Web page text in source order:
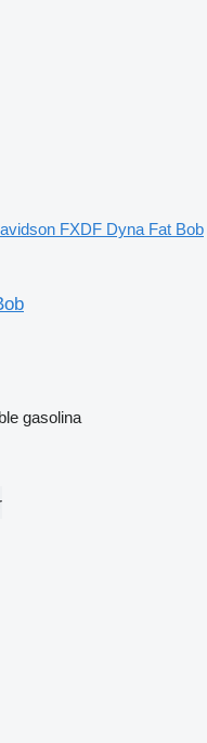
FXDF Dyna Fat Bob
gasolina